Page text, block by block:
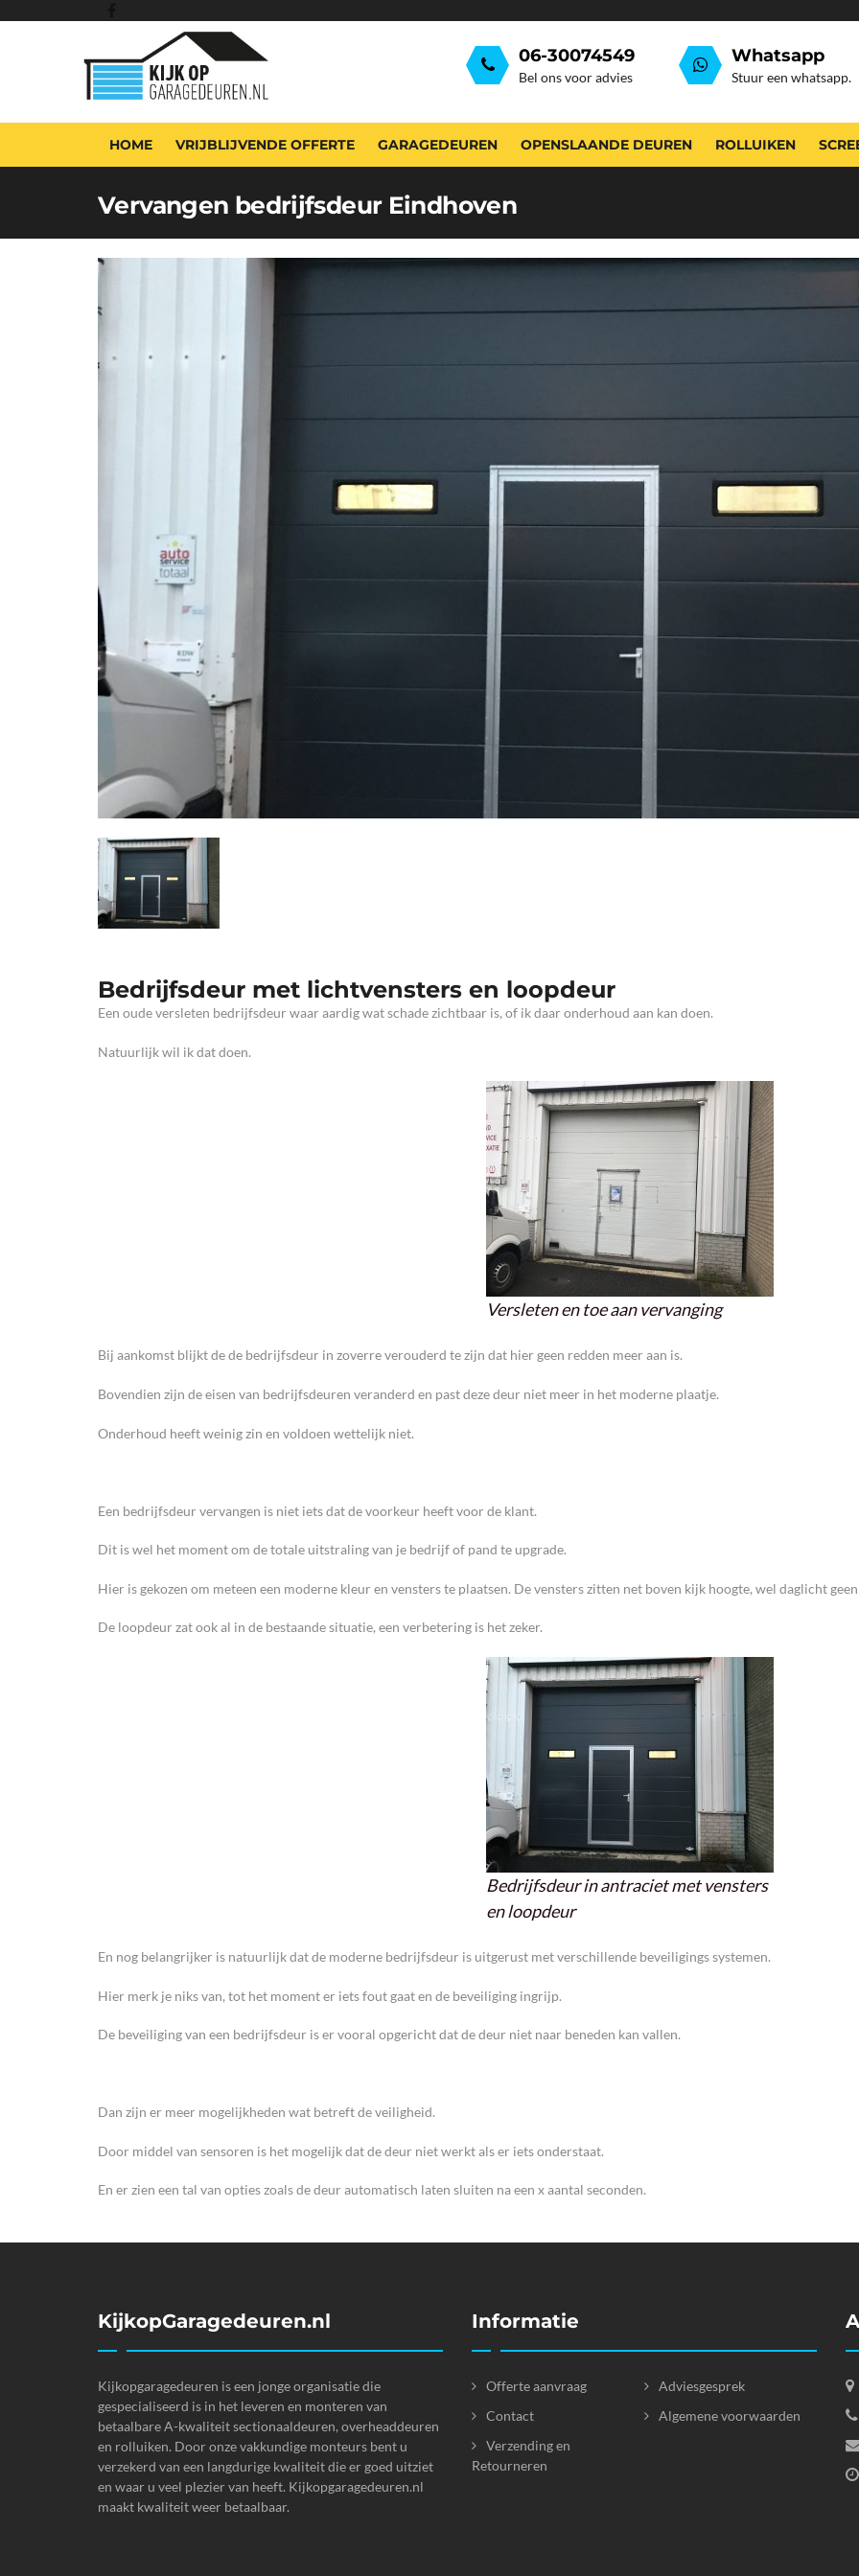
06-30074549
Bel ons voor advies
Whatsapp
Stuur een whatsapp.
HOME VRIJBLIJVENDE OFFERTE GARAGEDEUREN OPENSLAANDE DEUREN ROLLUIKEN
Vervangen bedrijfsdeur Eindhoven
Bedrijfsdeur met lichtvensters en loopdeur
Een oude versleten bedrijfsdeur waar aardig wat schade zichtbaar is, of ik daar onderhoud aan kan doen.
Natuurlijk wil ik dat doen.
Versleten en toe aan vervanging
Bij aankomst blijkt de de bedrijfsdeur in zoverre verouderd te zijn dat hier geen redden meer aan is.
Bovendien zijn de eisen van bedrijfsdeuren veranderd en past deze deur niet meer in het moderne plaatje.
Onderhoud heeft weinig zin en voldoen wettelijk niet.
Een bedrijfsdeur vervangen is niet iets dat de voorkeur heeft voor de klant.
Dit is wel het moment om de totale uitstraling van je bedrijf of pand te upgrade.
Hier is gekozen om meteen een moderne kleur en vensters te plaatsen. De vensters zitten net boven kijk hoogte, wel daglicht
De loopdeur zat ook al in de bestaande situatie, een verbetering is het zeker.
Bedrijfsdeur in antraciet met vensters
en loopdeur
En nog belangrijker is natuurlijk dat de moderne bedrijfsdeur is uitgerust met verschillende beveiligings systemen.
Hier merk je niks van, tot het moment er iets fout gaat en de beveiliging ingrijp.
De beveiliging van een bedrijfsdeur is er vooral opgericht dat de deur niet naar beneden kan vallen.
Dan zijn er meer mogelijkheden wat betreft de veiligheid.
Door middel van sensoren is het mogelijk dat de deur niet werkt als er iets onderstaat.
En er zien een tal van opties zoals de deur automatisch laten sluiten na een x aantal seconden.
KijkopGaragedeuren.nl
Kijkopgaragedeuren is een jonge organisatie die
gespecialiseerd is in het leveren en monteren van
betaalbare A-kwaliteit sectionaaldeuren, overheaddeuren
en rolluiken. Door onze vakkundige monteurs bent u
verzekerd van een langdurige kwaliteit die er goed uitziet
en waar u veel plezier van heeft. Kijkopgaragedeuren.nl
maakt kwaliteit weer betaalbaar.
Informatie
Offerte aanvraag
Adviesgesprek
Contact
Algemene voorwaarden
Verzending en
Retourneren